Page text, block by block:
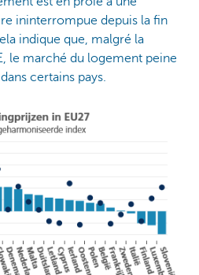
ininterrompue depuis la fin
indique que, malgré la
le marché du logement peine
certains pays.